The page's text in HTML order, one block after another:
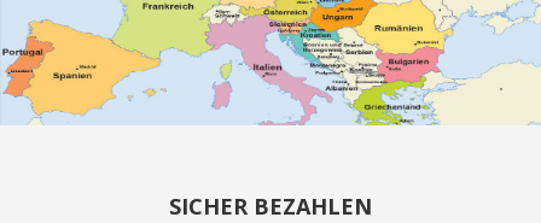
SICHER BEZAHLEN